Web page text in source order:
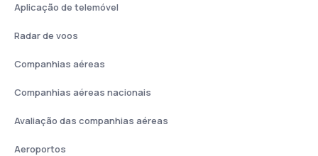
Aplicação de telemóvel
Radar de voos
Companhias aéreas
Companhias aéreas nacionais
Avaliação das companhias aéreas
Aeroportos